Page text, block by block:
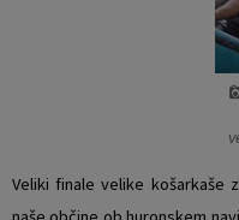
Veliki finale velike košarkaše
Varstvo osebnih podatkov
Proračun občine